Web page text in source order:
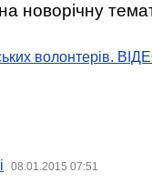
новорічну
волонтерів.
08.01.2015 07:51